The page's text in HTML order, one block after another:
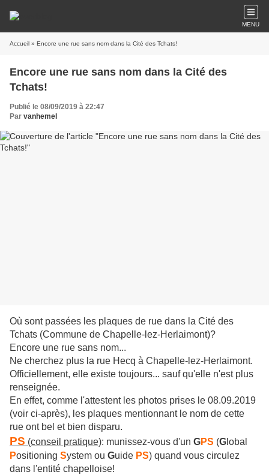
MENU
Accueil » Encore une rue sans nom dans la Cité des Tchats!
Encore une rue sans nom dans la Cité des
Tchats!
Publié le 08/09/2019 à 22:47
Par vanhemel
Où sont passées les plaques de rue dans la Cité des
Tchats (Commune de Chapelle-lez-Herlaimont)?
Encore une rue sans nom...
Ne cherchez plus la rue Hecq à Chapelle-lez-Herlaimont.
Officiellement, elle existe toujours... sauf qu'elle n'est plus
renseignée.
En effet, comme l'attestent les photos prises le 08.09.2019
(voir ci-après), les plaques mentionnant le nom de cette
rue ont bel et bien disparu.
PS (conseil pratique): munissez-vous d'un GPS (G lobal
Positioning System ou Guide PS) quand vous circulez
dans l'entité chapelloise!